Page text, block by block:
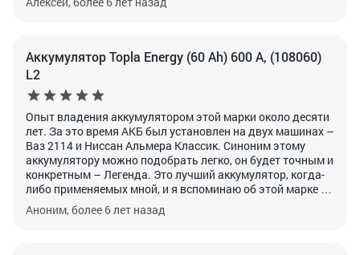
прокрутки стартером во время заводки а/м по БК.
разряд 3 раза (виновником был подогрев сидений с
неисправный платой управления) в первый год
эксплуатации и ничего, ему не поплохело. Сейчас
наступают холода. Посмотрю что будет с батарейкой и
возможно придётся брать новую, но уже точно не
"топла".
Аккумулятор Topla Energy (60 Ah) 600 А, (108060)
L2
Опыт владения аккумулятором этой марки около десяти
лет. За это время АКБ был установлен на двух машинах –
Ваз 2114 и Ниссан Альмера Классик. Синоним этому
аккумулятору можно подобрать легко, он будет точным и
конкретным – Легенда. Это лучший аккумулятор, когда-
либо применяемых мной, и я вспоминаю об этой марке с
грустью. Кроме него, мной было использовано много
разных марок, на разных моих машинах, и машинах
Аноним, более 6 лет назад